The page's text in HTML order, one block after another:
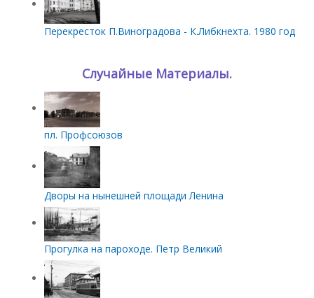
Перекресток П.Виноградова - К.Либкнехта. 1980 год
Случайные Материалы.
пл. Профсоюзов
Дворы на нынешней площади Ленина
Прогулка на пароходе. Петр Великий